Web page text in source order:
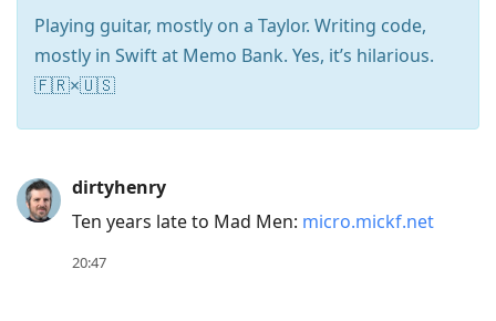
Playing guitar, mostly on a Taylor. Writing code,
mostly in Swift at Memo Bank. Yes, it’s hilarious.
🇫🇷×🇺🇸
Arrow
Down
dirtyhenry
Ten years late to Mad Men: micro.mickf.net
20:47